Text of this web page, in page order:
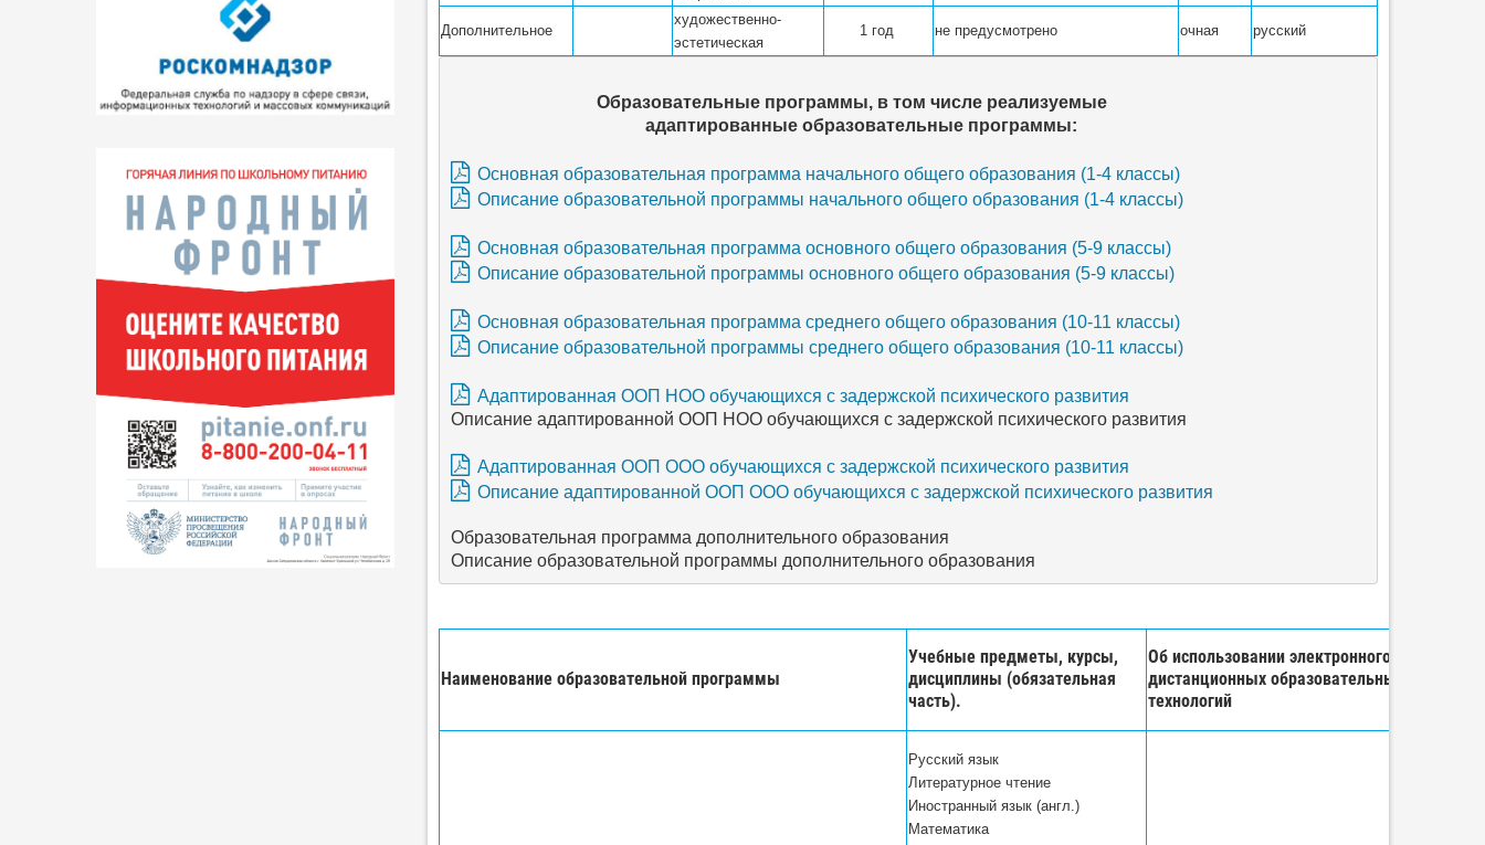
Дополнительное
художественно-
эстетическая
1 год не предусмотрено очная русский
                                 Образовательные программы, в том числе реализуемые
                                            адаптированные образовательные программы:
Основная образовательная программа начального общего образования (1-4 классы)
Описание образовательной программы начального общего образования (1-4 классы)
Основная образовательная программа основного общего образования (5-9 классы)
Описание образовательной программы основного общего образования (5-9 классы)
Основная образовательная программа среднего общего образования (10-11 классы)
Описание образовательной программы среднего общего образования (10-11 классы)
Адаптированная ООП НОО обучающихся с задержской психического развития
Описание адаптированной ООП НОО обучающихся с задержской психического развития
Адаптированная ООП ООО обучающихся с задержской психического развития
Описание адаптированной ООП ООО обучающихся с задержской психического развития
Образовательная программа дополнительного образования
Описание образовательной программы дополнительного образования
Наименование образовательной программы
Учебные предметы, курсы,
дисциплины (обязательная
часть).
Об использовании электронного обучения и
дистанционных образовательных
технологий
Русский язык
Литературное чтение
Иностранный язык (англ.)
Математика